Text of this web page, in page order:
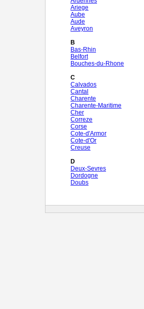
Ariege
Aube
Aude
Aveyron
B
Bas-Rhin
Belfort
Bouches-du-Rhone
C
Calvados
Cantal
Charente
Charente-Maritime
Cher
Correze
Corse
Cote-d'Armor
Cote-d'Or
Creuse
D
Deux-Sevres
Dordogne
Doubs